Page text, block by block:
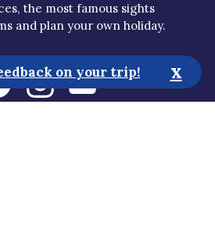
the most famous sights
and plan your own holiday.
on your trip! x